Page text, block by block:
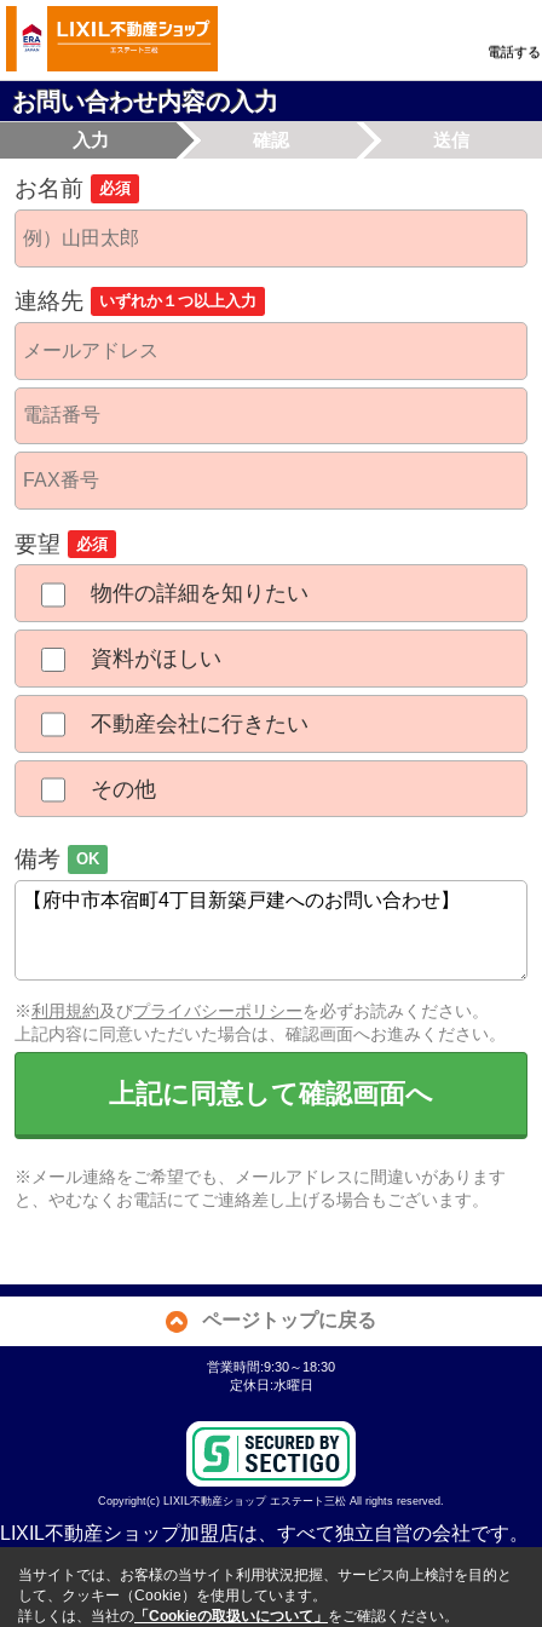
電話する
お問い合わせ内容の入力
入力 確認 送信
お名前 必須
連絡先 いずれか１つ以上入力
要望 必須
物件の詳細を知りたい
資料がほしい
不動産会社に行きたい
その他
備考 OK
※利用規約及びプライバシーポリシーを必ずお読みください。
上記内容に同意いただいた場合は、確認画面へお進みください。
上記に同意して確認画面へ
※メール連絡をご希望でも、メールアドレスに間違いがあります
と、やむなくお電話にてご連絡差し上げる場合もございます。
ページトップに戻る
営業時間:9:30～18:30
定休日:水曜日
Copyright(c) LIXIL不動産ショップ エステート三松 All rights reserved.
LIXIL不動産ショップ加盟店は、すべて独立自営の会社です。
当サイトでは、お客様の当サイト利用状況把握、サービス向上検討を目的と
して、クッキー（Cookie）を使用しています。
詳しくは、当社の 「Cookieの取扱いについて」 をご確認ください。